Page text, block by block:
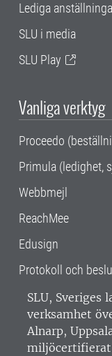
Lediga
SLU i media
SLU Play
Vanliga verktyg
Proceedo
Primula (ledighet,
Webbmejl
ReachMee
Edusign
Protokoll och
SLU, Sveriges
verksamhet
Alnarp,
miljöcertifierat